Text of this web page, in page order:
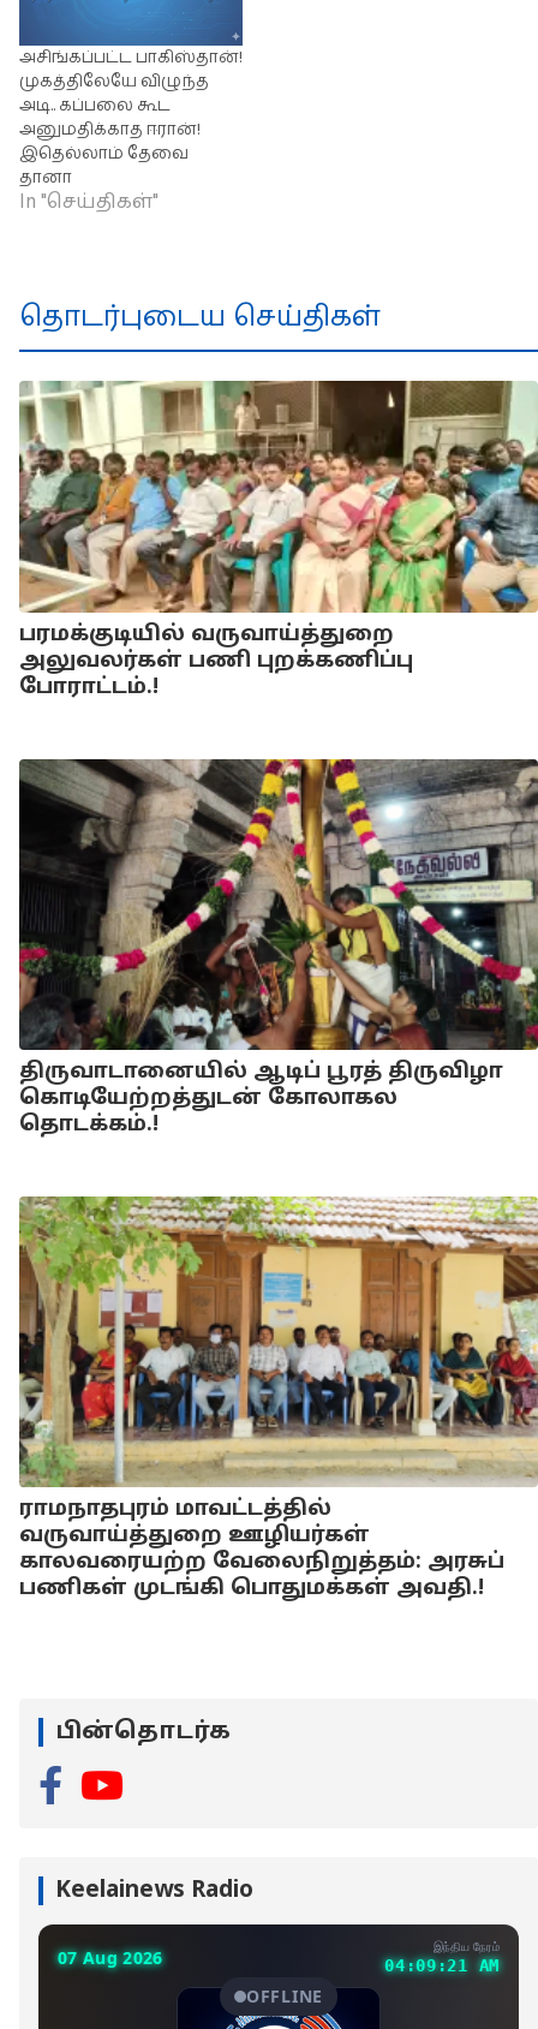
அசிங்கப்பட்ட பாகிஸ்தான்!
முகத்திலேயே விழுந்த
அடி.. கப்பலை கூட
அனுமதிக்காத ஈரான்!
இதெல்லாம் தேவை
தானா
In "செய்திகள்"
தொடர்புடைய செய்திகள்
பரமக்குடியில் வருவாய்த்துறை
அலுவலர்கள் பணி புறக்கணிப்பு
போராட்டம்.!
திருவாடானையில் ஆடிப் பூரத் திருவிழா
கொடியேற்றத்துடன் கோலாகல
தொடக்கம்.!
ராமநாதபுரம் மாவட்டத்தில்
வருவாய்த்துறை ஊழியர்கள்
காலவரையற்ற வேலைநிறுத்தம்: அரசுப்
பணிகள் முடங்கி பொதுமக்கள் அவதி.!
பின்தொடர்க
Keelainews Radio